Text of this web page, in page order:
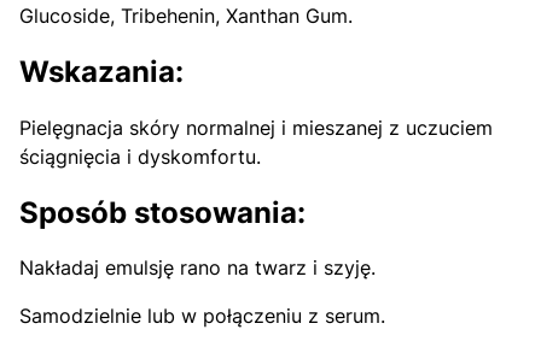
Glucoside, Tribehenin, Xanthan Gum.
Wskazania:
Pielęgnacja skóry normalnej i mieszanej z uczuciem
ściągnięcia i dyskomfortu.
Sposób stosowania:
Nakładaj emulsję rano na twarz i szyję.
Samodzielnie lub w połączeniu z serum.